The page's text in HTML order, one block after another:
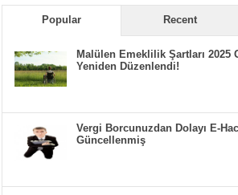
Popular Recent
Malülen Emeklilik Şartları 2025
Yeniden Düzenlendi!
Vergi Borcunuzdan Dolayı E-
Güncellenmiş